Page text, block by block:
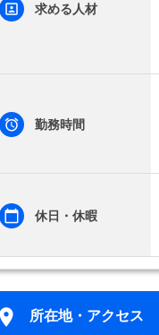
求める人材
勤務時間
休日・休暇
所在地・アクセス